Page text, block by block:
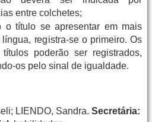
entre colchetes;
o título se apresentar em mais
registra-se o primeiro. Os
títulos poderão ser registrados,
os pelo sinal de igualdade.
LIENDO, Sandra. Secretária: